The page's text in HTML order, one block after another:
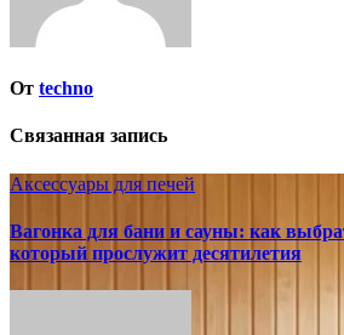
От techno
Связанная запись
Аксессуары для печей
Вагонка для бани и сауны: как
который прослужит десятилетия